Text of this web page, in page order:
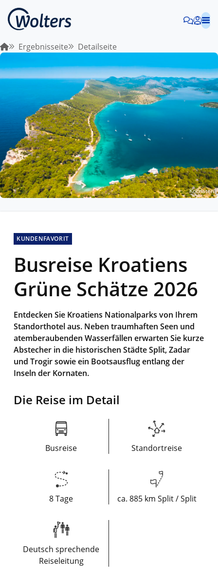
Ergebnisseite Detailseite
Kornaten
KUNDENFAVORIT
Busreise Kroatiens
Grüne Schätze 2026
Entdecken Sie Kroatiens Nationalparks von Ihrem
Standorthotel aus. Neben traumhaften Seen und
atemberaubenden Wasserfällen erwarten Sie kurze
Abstecher in die historischen Städte Split, Zadar
und Trogir sowie ein Bootsausflug entlang der
Inseln der Kornaten.
Die Reise im Detail
Busreise Standortreise
8 Tage ca. 885 km Split / Split
Deutsch sprechende
Reiseleitung